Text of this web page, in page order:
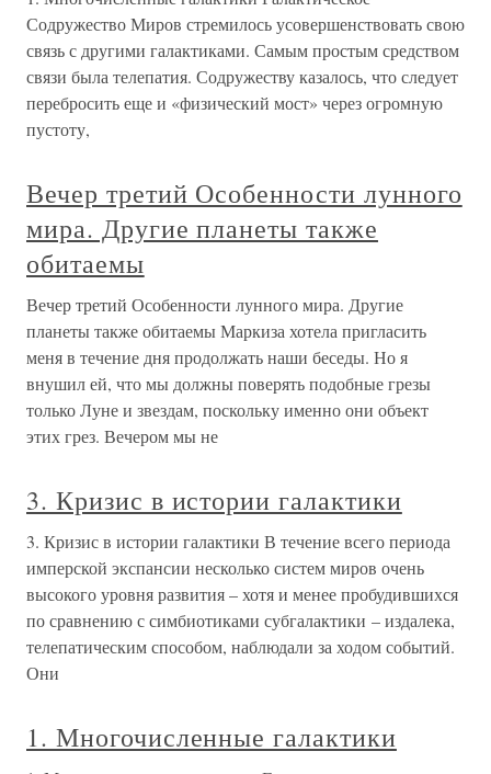
Содружество Миров стремилось усовершенствовать свою
связь с другими галактиками. Самым простым средством
связи была телепатия. Содружеству казалось, что следует
перебросить еще и «физический мост» через огромную
пустоту,
Вечер третий Особенности лунного
мира. Другие планеты также
обитаемы
Вечер третий Особенности лунного мира. Другие
планеты также обитаемы Маркиза хотела пригласить
меня в течение дня продолжать наши беседы. Но я
внушил ей, что мы должны поверять подобные грезы
только Луне и звездам, поскольку именно они объект
этих грез. Вечером мы не
3. Кризис в истории галактики
3. Кризис в истории галактики В течение всего периода
имперской экспансии несколько систем миров очень
высокого уровня развития – хотя и менее пробудившихся
по сравнению с симбиотиками субгалактики – издалека,
телепатическим способом, наблюдали за ходом событий.
Они
1. Многочисленные галактики